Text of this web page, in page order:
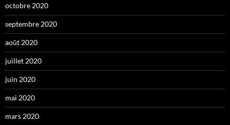
octobre 2020
septembre 2020
août 2020
juillet 2020
juin 2020
mai 2020
mars 2020